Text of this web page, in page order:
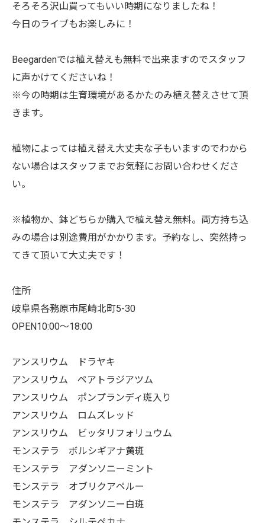
そろそろ沢山買ってもいい時期になりましたね！
今日のライブもお楽しみに！
Beegardenでは植え替えも無料で出来ますのでスタッフ
に声かけてくださいね！
※今の時期は生育環境があるかたのみ植え替えさせて頂
きます。
植物によっては植え替え大丈夫な子もいますのでわから
ない場合はスタッフまでお気軽にお問い合わせくださ
い。
※植物か、鉢どちらか購入で植え替え無料。両方持ち込
みの場合は別途費用がかかります。予約なし、突然持っ
てきて頂いて大丈夫です！
住所
岐阜県各務原市尾崎北町5-30
OPEN10:00〜18:00
アンスリウム ドラヤキ
アンスリウム ペアトラジアツム
アンスリウム ポンプランディ斑入り
アンスリウム ロムズレッド
アンスリウム ビッタリフォリュウム
モンステラ ボルシギアナ黄斑
モンステラ アダンソニーミント
モンステラ オブリクアペルー
モンステラ アダンソニー白斑